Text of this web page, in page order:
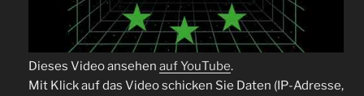
Dieses Video ansehen auf YouTube.
Mit Klick auf das Video schicken Sie Daten (IP-Adresse,